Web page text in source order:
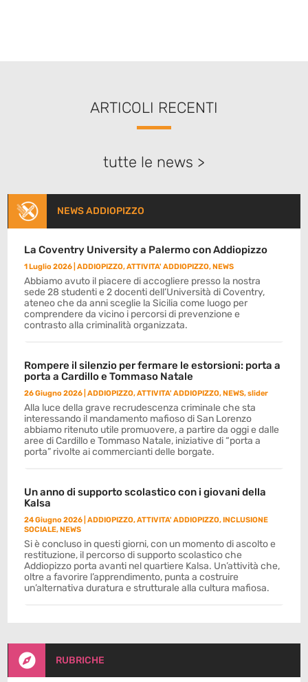
ARTICOLI RECENTI
tutte le news >
NEWS ADDIOPIZZO
La Coventry University a Palermo con Addiopizzo
1 Luglio 2026 |ADDIOPIZZO,ATTIVITA' ADDIOPIZZO,NEWS
Abbiamo avuto il piacere di accogliere presso la nostra
sede 28 studenti e 2 docenti dell’Università di Coventry,
ateneo che da anni sceglie la Sicilia come luogo per
comprendere da vicino i percorsi di prevenzione e
contrasto alla criminalità organizzata.
Rompere il silenzio per fermare le estorsioni: porta a
porta a Cardillo e Tommaso Natale
26 Giugno 2026 |ADDIOPIZZO,ATTIVITA' ADDIOPIZZO,NEWS,slider
Alla luce della grave recrudescenza criminale che sta
interessando il mandamento mafioso di San Lorenzo
abbiamo ritenuto utile promuovere, a partire da oggi e dalle
aree di Cardillo e Tommaso Natale, iniziative di “porta a
porta” rivolte ai commercianti delle borgate.
Un anno di supporto scolastico con i giovani della
Kalsa
24 Giugno 2026 |ADDIOPIZZO,ATTIVITA' ADDIOPIZZO,INCLUSIONE
SOCIALE,NEWS
Si è concluso in questi giorni, con un momento di ascolto e
restituzione, il percorso di supporto scolastico che
Addiopizzo porta avanti nel quartiere Kalsa. Un’attività che,
oltre a favorire l’apprendimento, punta a costruire
un’alternativa duratura e strutturale alla cultura mafiosa.
 RUBRICHE